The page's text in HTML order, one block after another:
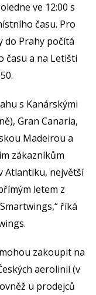
ve 12:00 s
času. Pro
do Prahy počítá
času a na Letišti
s Kanárskými
Gran Canaria,
Madeirou a
zákazníkům
Atlantiku, největší
letem z
říká
zakoupit na
aerolinií (v
u prodejců